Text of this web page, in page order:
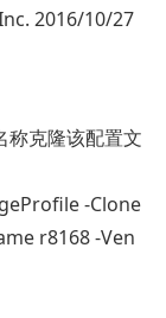
2016/10/27
称克隆该配置文
-Clone
r8168 -Ven